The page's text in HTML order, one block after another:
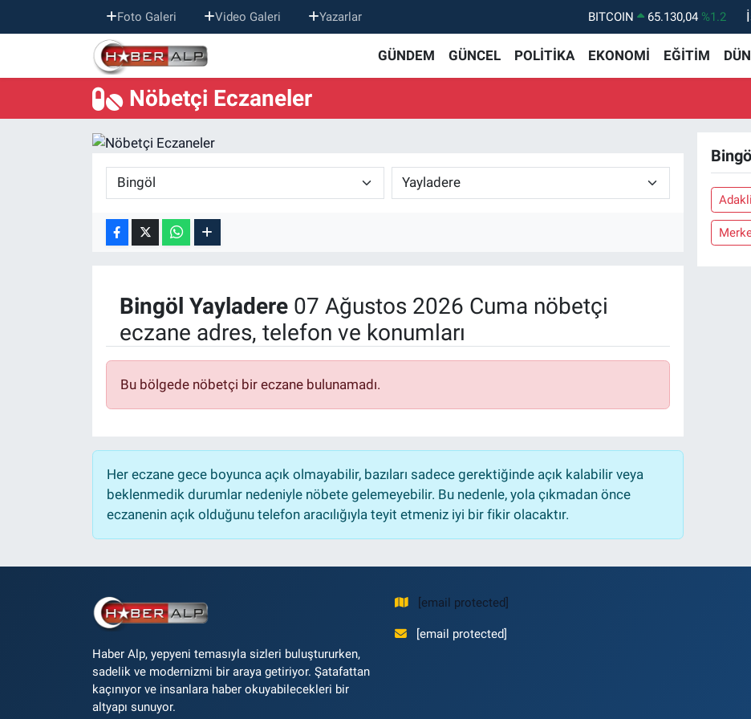
Foto Galeri Video Galeri Yazarlar BITCOIN 65.130,04 %1.2
47,7106
%0.17
EURO
55,1652 %0.27
%-19
GÜNDEM GÜNCEL POLİTİKA EKONOMİ EĞİTİM
Nöbetçi Eczaneler
Bingöl Yayladere07 Ağustos 2026 Cuma nöbetçi
eczane adres, telefon ve konumları
Bu bölgede nöbetçi bir eczane bulunamadı.
Her eczane gece boyunca açık olmayabilir, bazıları sadece gerektiğinde açık kalabilir veya
beklenmedik durumlar nedeniyle nöbete gelemeyebilir. Bu nedenle, yola çıkmadan önce
eczanenin açık olduğunu telefon aracılığıyla teyit etmeniz iyi bir fikir olacaktır.
Adakli
Haber Alp, yepyeni temasıyla sizleri buluştururken,
sadelik ve modernizmi bir araya getiriyor. Şatafattan
kaçınıyor ve insanlara haber okuyabilecekleri bir
altyapı sunuyor.
[email protected]
[email protected]
Nöbetçi Eczaneler
Hava Durumu
Trafik Durumu
Süper Lig Puan Durumu ve Fikstür
Tüm Manşetler